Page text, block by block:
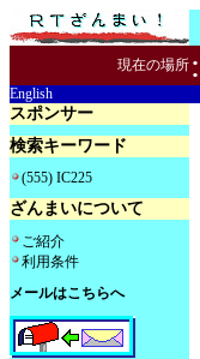
現在の場所 :
English
スポンサー
検索キーワード
(555) IC225
ざんまいについて
ご紹介
利用条件
メールはこちらへ